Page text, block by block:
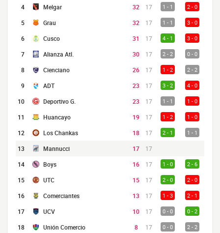
4 Melgar 32 17 1 - 1 2 - 0
5 Grau 32 17 1 - 1 3 - 0
6 Cusco 31 17 4 - 1 3 - 0
7 Alianza Atl. 30 17 2 - 2 0 - 0
8 Cienciano 26 17 1 - 2 2 - 2
9 ADT 23 17 3 - 2 4 - 0
10 Deportivo G. 23 17 1 - 1 1 - 0
11 Huancayo 19 17 1 - 2 1 - 0
12 Los Chankas 18 17 2 - 1 1 - 1
13 Mannucci 17
17
14
Boys 16 17 1 - 0 2 - 6
15 UTC 15 17 2 - 0 2 - 0
16 Comerciantes 13 17 1 - 3 2 - 1
17 UCV 10 17 0 - 0 0 - 2
18 Unión Comercio 8 17 0 - 0 2 - 2